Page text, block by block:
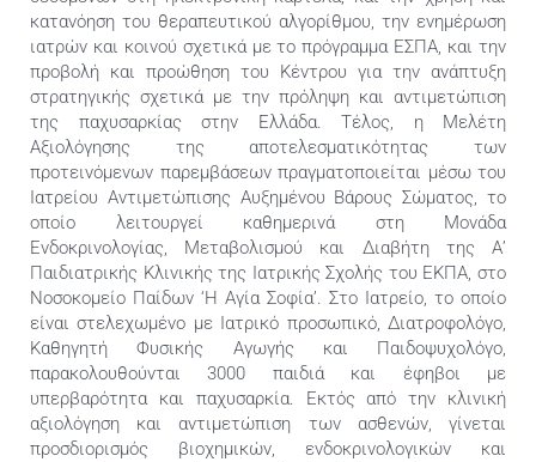
κατανόηση του θεραπευτικού αλγορίθμου, την ενημέρωση
ιατρών και κοινού σχετικά με το πρόγραμμα ΕΣΠΑ, και την
προβολή και προώθηση του Κέντρου για την ανάπτυξη
στρατηγικής σχετικά με την πρόληψη και αντιμετώπιση
της παχυσαρκίας στην Ελλάδα. Τέλος, η Μελέτη
Αξιολόγησης της αποτελεσματικότητας των
προτεινόμενων παρεμβάσεων πραγματοποιείται μέσω του
Ιατρείου Αντιμετώπισης Αυξημένου Βάρους Σώματος, το
οποίο λειτουργεί καθημερινά στη Μονάδα
Ενδοκρινολογίας, Μεταβολισμού και Διαβήτη της Α’
Παιδιατρικής Κλινικής της Ιατρικής Σχολής του ΕΚΠΑ, στο
Νοσοκομείο Παίδων ‘Η Αγία Σοφία’. Στο Ιατρείο, το οποίο
είναι στελεχωμένο με Ιατρικό προσωπικό, Διατροφολόγο,
Καθηγητή Φυσικής Αγωγής και Παιδοψυχολόγο,
παρακολουθούνται 3000 παιδιά και έφηβοι με
υπερβαρότητα και παχυσαρκία. Εκτός από την κλινική
αξιολόγηση και αντιμετώπιση των ασθενών, γίνεται
προσδιορισμός βιοχημικών, ενδοκρινολογικών και